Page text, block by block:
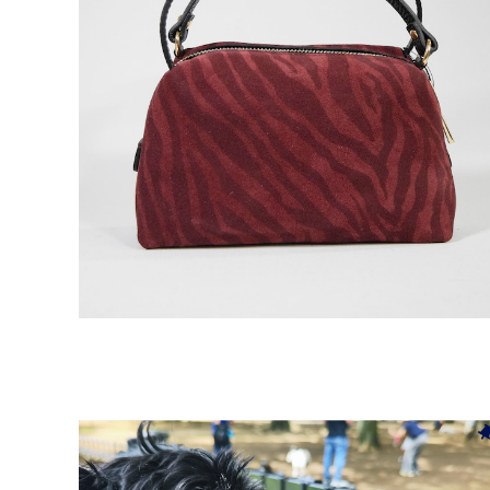
M ROSE 牛革スエードゼブラプリント2WAYダブルハ
ンドルミニバッグ
¥2,420
80%OFF